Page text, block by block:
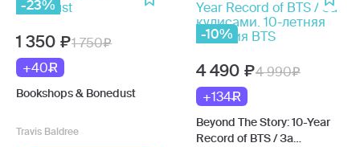
-23%
1 350
1 750
+40
Bookshops & Bonedust
Travis Baldree
-10%
4 490
4 990
+134
Beyond The Story: 10-Year
Record of BTS / За